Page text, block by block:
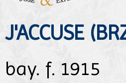
J'ACCUSE
bay. f. 1915